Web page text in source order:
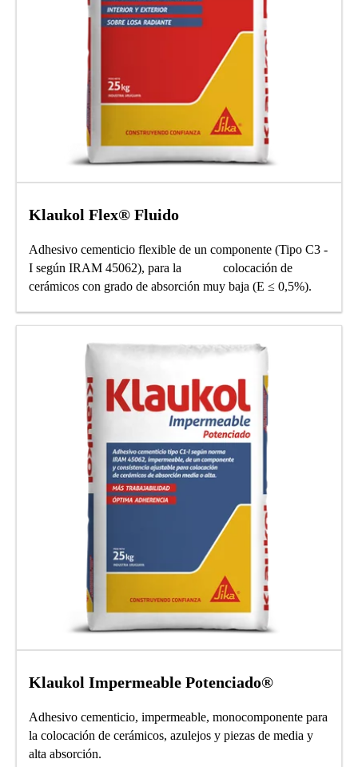
Klaukol Flex® Fluido
Adhesivo cementicio flexible de un componente (Tipo C3 -
I según IRAM 45062), para la colocación de
cerámicos con grado de absorción muy baja (E ≤ 0,5%).
Klaukol Impermeable Potenciado®
Adhesivo cementicio, impermeable, monocomponente para
la colocación de cerámicos, azulejos y piezas de media y
alta absorción.